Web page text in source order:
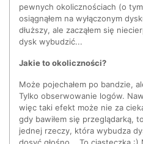
pewnych okolicznościach (o
osiągnąłem na wyłączonym
dłuższy, ale zacząłem się
dysk wybudzić...
Jakie to okoliczności?
Może pojechałem po bandzie,
Tylko obserwowanie logów.
więc taki efekt może nie za
gdy bawiłem się przeglądarką,
jednej rzeczy, która wybudza